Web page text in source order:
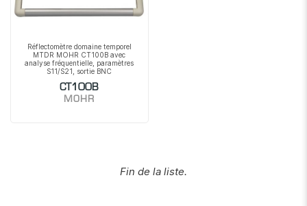
Réflectomètre domaine temporel
MTDR MOHR CT100B avec
analyse fréquentielle, paramètres
S11/S21, sortie BNC
CT100B
MOHR
Fin de la liste.